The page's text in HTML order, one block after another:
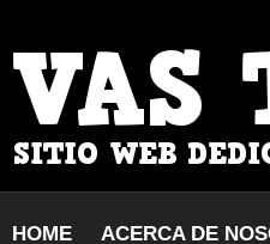
HOME ACERCA DE